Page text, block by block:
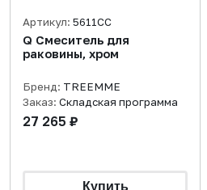
Артикул: 5611CC
Q Смеситель для
раковины, хром
Бренд: TREEMME
Заказ: Складская программа
27 265 ₽